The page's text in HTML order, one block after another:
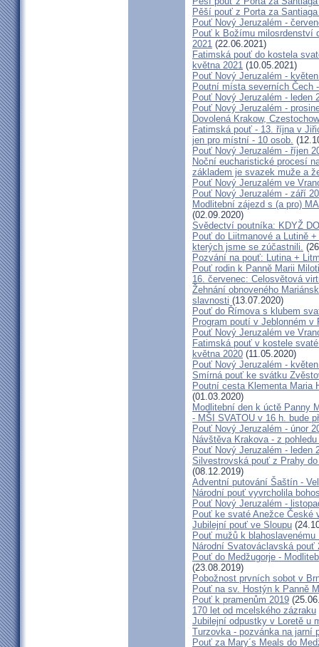
Pěší pouť z Porta za
Pouť Nový Jeruzalém -
Pouť k Božímu milosrdenství
2021 (22.06.2021)
Fatimská pouť do kostela
května 2021 (10.05.2021)
Pouť Nový Jeruzalém -
Poutní místa severních Čech
Pouť Nový Jeruzalém - leden
Pouť Nový Jeruzalém -
Dovolená Krakow,
Fatimská pouť - 13. října v
jen pro místní - 10 osob.
Pouť Nový Jeruzalém - říjen
Noční eucharistické procesí
základem je svazek muže a
Pouť Nový Jeruzalém ve
Pouť Nový Jeruzalém - září
Modlitební zájezd s (a pro)
(02.09.2020)
Svědectví poutníka: KDYŽ
Pouť do Liitmanové a Lutině
kterých jsme se zúčastnili.
Pozvání na pouť: Lutina +
Pouť rodin k Panně Marii
16. červenec: Celosvětová
Žehnání obnoveného
slavnosti (13.07.2020)
Pouť do Římova s klubem
Program poutí v Jeblonném v
Pouť Nový Jeruzalém ve
Fatimská pouť v kostele
května 2020 (11.05.2020)
Pouť Nový Jeruzalém -
Smírná pouť ke svátku
Poutní cesta Klementa Maria
(01.03.2020)
Modlitební den k úctě Panny
- MŠI SVATOU v 16 h. bude
Pouť Nový Jeruzalém - únor
Návštěva Krakova - z
Pouť Nový Jeruzalém - leden
Silvestrovská pouť z Prahy
(08.12.2019)
Adventní putování Šaštín -
Národní pouť vyvrcholila
Pouť Nový Jeruzalém -
Pouť ke svaté Anežce České
Jubilejní pouť ve Sloupu
Pouť mužů k
Národní Svatováclavská pouť
Pouť do Medžugorje -
(23.08.2019)
Pobožnost prvních sobot v
Pouť na sv. Hostýn k Panně
Pouť k pramenům 2019
170 let od mcelského zázraku
Jubilejní odpustky v Loretě u
Turzovka - pozvánka na jarní
Pouť za Mary´s Meals do